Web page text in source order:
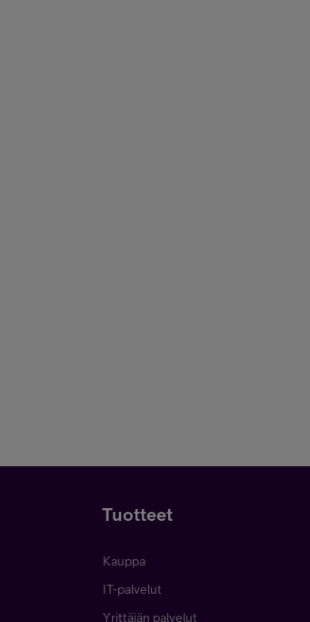
Tuotteet
Kauppa
IT-palvelut
Yrittäjän palvelut